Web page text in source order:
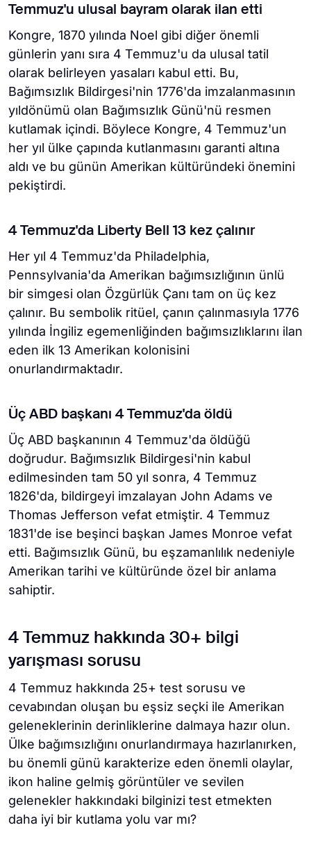
Temmuz'u ulusal bayram olarak ilan etti
Kongre, 1870 yılında Noel gibi diğer önemli
günlerin yanı sıra 4 Temmuz'u da ulusal tatil
olarak belirleyen yasaları kabul etti. Bu,
Bağımsızlık Bildirgesi'nin 1776'da imzalanmasının
yıldönümü olan Bağımsızlık Günü'nü resmen
kutlamak içindi. Böylece Kongre, 4 Temmuz'un
her yıl ülke çapında kutlanmasını garanti altına
aldı ve bu günün Amerikan kültüründeki önemini
pekiştirdi.
4 Temmuz'da Liberty Bell 13 kez çalınır
Her yıl 4 Temmuz'da Philadelphia,
Pennsylvania'da Amerikan bağımsızlığının ünlü
bir simgesi olan Özgürlük Çanı tam on üç kez
çalınır. Bu sembolik ritüel, çanın çalınmasıyla 1776
yılında İngiliz egemenliğinden bağımsızlıklarını ilan
eden ilk 13 Amerikan kolonisini
onurlandırmaktadır.
Üç ABD başkanı 4 Temmuz'da öldü
Üç ABD başkanının 4 Temmuz'da öldüğü
doğrudur. Bağımsızlık Bildirgesi'nin kabul
edilmesinden tam 50 yıl sonra, 4 Temmuz
1826'da, bildirgeyi imzalayan John Adams ve
Thomas Jefferson vefat etmiştir. 4 Temmuz
1831'de ise beşinci başkan James Monroe vefat
etti. Bağımsızlık Günü, bu eşzamanlılık nedeniyle
Amerikan tarihi ve kültüründe özel bir anlama
sahiptir.
4 Temmuz hakkında 30+ bilgi
yarışması sorusu
4 Temmuz hakkında 25+ test sorusu ve
cevabından oluşan bu eşsiz seçki ile Amerikan
geleneklerinin derinliklerine dalmaya hazır olun.
Ülke bağımsızlığını onurlandırmaya hazırlanırken,
bu önemli günü karakterize eden önemli olaylar,
ikon haline gelmiş görüntüler ve sevilen
gelenekler hakkındaki bilginizi test etmekten
daha iyi bir kutlama yolu var mı?